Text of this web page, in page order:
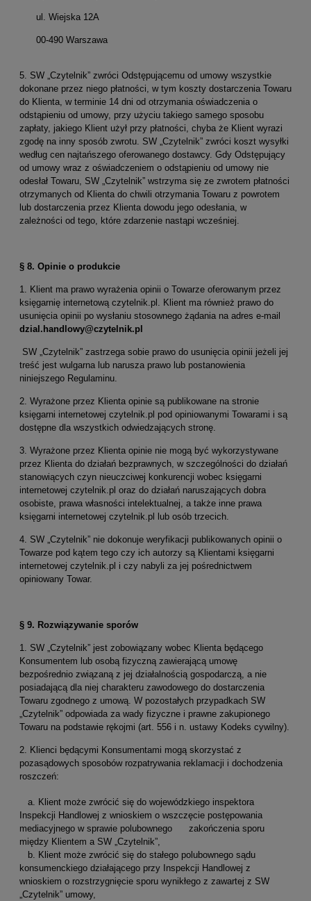
ul. Wiejska 12A
00-490 Warszawa
5. SW „Czytelnik” zwróci Odstępującemu od umowy wszystkie
dokonane przez niego płatności, w tym koszty dostarczenia Towaru
do Klienta, w terminie 14 dni od otrzymania oświadczenia o
odstąpieniu od umowy, przy użyciu takiego samego sposobu
zapłaty, jakiego Klient użył przy płatności, chyba że Klient wyrazi
zgodę na inny sposób zwrotu. SW „Czytelnik” zwróci koszt wysyłki
według cen najtańszego oferowanego dostawcy. Gdy Odstępujący
od umowy wraz z oświadczeniem o odstąpieniu od umowy nie
odesłał Towaru, SW „Czytelnik” wstrzyma się ze zwrotem płatności
otrzymanych od Klienta do chwili otrzymania Towaru z powrotem
lub dostarczenia przez Klienta dowodu jego odesłania, w
zależności od tego, które zdarzenie nastąpi wcześniej.
§ 8. Opinie o produkcie
1. Klient ma prawo wyrażenia opinii o Towarze oferowanym przez
księgarnię internetową czytelnik.pl. Klient ma również prawo do
usunięcia opinii po wysłaniu stosownego żądania na adres e-mail
dzial.handlowy@czytelnik.pl
SW „Czytelnik” zastrzega sobie prawo do usunięcia opinii jeżeli jej
treść jest wulgarna lub narusza prawo lub postanowienia
niniejszego Regulaminu.
2. Wyrażone przez Klienta opinie są publikowane na stronie
księgarni internetowej czytelnik.pl pod opiniowanymi Towarami i są
dostępne dla wszystkich odwiedzających stronę.
3. Wyrażone przez Klienta opinie nie mogą być wykorzystywane
przez Klienta do działań bezprawnych, w szczególności do działań
stanowiących czyn nieuczciwej konkurencji wobec księgarni
internetowej czytelnik.pl oraz do działań naruszających dobra
osobiste, prawa własności intelektualnej, a także inne prawa
księgarni internetowej czytelnik.pl lub osób trzecich.
4. SW „Czytelnik” nie dokonuje weryfikacji publikowanych opinii o
Towarze pod kątem tego czy ich autorzy są Klientami księgarni
internetowej czytelnik.pl i czy nabyli za jej pośrednictwem
opiniowany Towar.
§ 9. Rozwiązywanie sporów
1. SW „Czytelnik” jest zobowiązany wobec Klienta będącego
Konsumentem lub osobą fizyczną zawierającą umowę
bezpośrednio związaną z jej działalnością gospodarczą, a nie
posiadającą dla niej charakteru zawodowego do dostarczenia
Towaru zgodnego z umową. W pozostałych przypadkach SW
„Czytelnik” odpowiada za wady fizyczne i prawne zakupionego
Towaru na podstawie rękojmi (art. 556 i n. ustawy Kodeks cywilny).
2. Klienci będącymi Konsumentami mogą skorzystać z
pozasądowych sposobów rozpatrywania reklamacji i dochodzenia
roszczeń:
a. Klient może zwrócić się do wojewódzkiego inspektora
Inspekcji Handlowej z wnioskiem o wszczęcie postępowania
mediacyjnego w sprawie polubownego zakończenia sporu
między Klientem a SW „Czytelnik”,
b. Klient może zwrócić się do stałego polubownego sądu
konsumenckiego działającego przy Inspekcji Handlowej z
wnioskiem o rozstrzygnięcie sporu wynikłego z zawartej z SW
„Czytelnik” umowy,